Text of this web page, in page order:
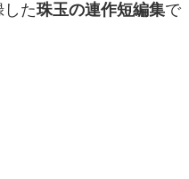
した珠玉の連作短編集で